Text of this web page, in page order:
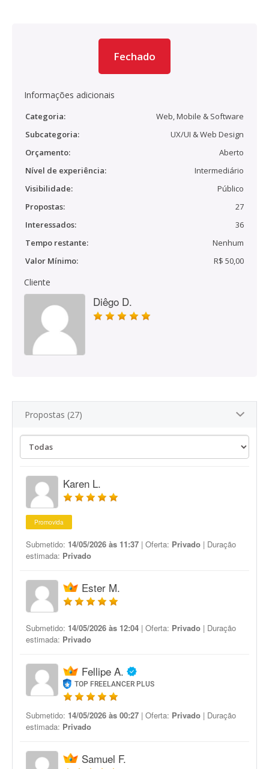
Fechado
Informações adicionais
Categoria:
Web, Mobile & Software
Subcategoria:
UX/UI & Web Design
Orçamento:
Aberto
Nível de experiência:
Intermediário
Visibilidade:
Público
Propostas:
27
Interessados:
36
Tempo restante:
Nenhum
Valor Mínimo:
R$ 50,00
Cliente
Diêgo D.
Propostas (27)
Karen L.
Promovida
Submetido: 14/05/2026 às 11:37 | Oferta: Privado | Duração
estimada: Privado
Ester M.
Submetido: 14/05/2026 às 12:04 | Oferta: Privado | Duração
estimada: Privado
Fellipe A.
TOP FREELANCER PLUS
Submetido: 14/05/2026 às 00:27 | Oferta: Privado | Duração
estimada: Privado
Samuel F.